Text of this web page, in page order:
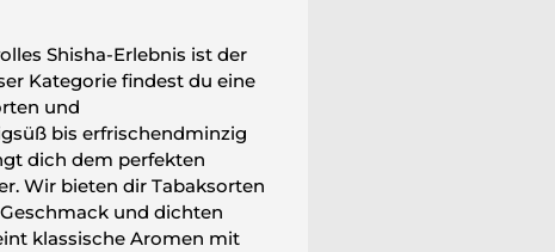
Shisha-Erlebnis ist der
Kategorie findest du eine
und
bis erfrischendminzig
dich dem perfekten
Wir bieten dir Tabaksorten
und dichten
klassische Aromen mit